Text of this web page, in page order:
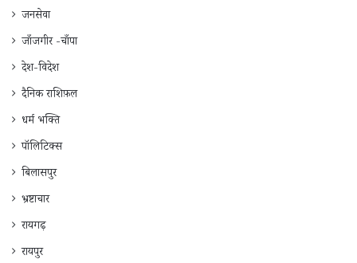
जनसेवा
जाँजगीर -चाँपा
देश-विदेश
दैनिक राशिफ़ल
धर्म भक्ति
पॉलिटिक्स
बिलासपुर
भ्रष्टाचार
रायगढ़
रायपुर